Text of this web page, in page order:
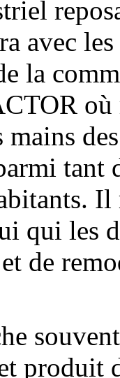
avec
la
mains
tant
qui les
de
produit